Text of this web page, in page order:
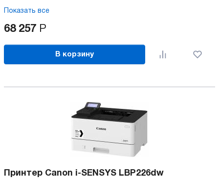
Показать все
68 257 Р
В корзину
Принтер Canon i-SENSYS LBP226dw